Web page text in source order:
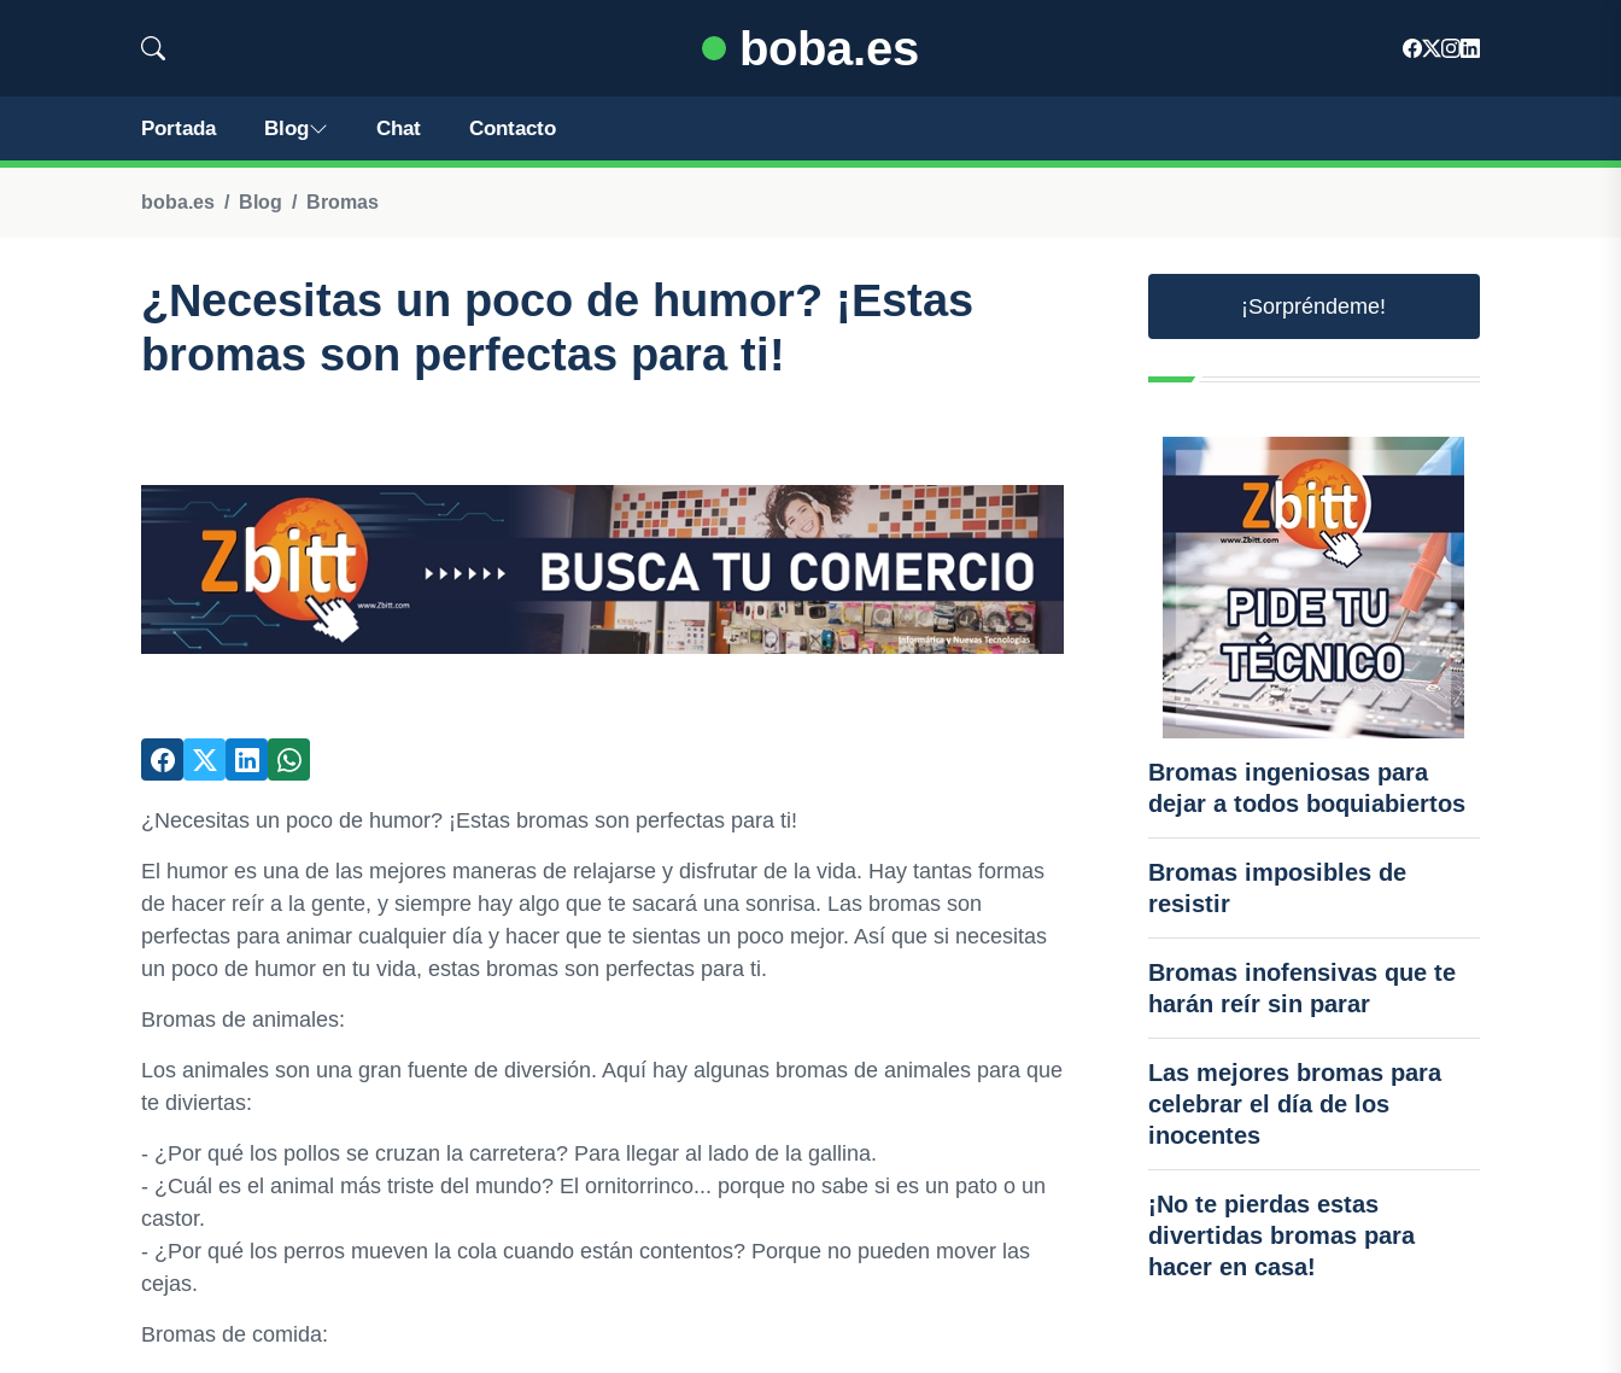
boba.es
Portada Blog Chat Contacto
boba.es Blog Bromas
¿Necesitas un poco de humor? ¡Estas
bromas son perfectas para ti!
¿Necesitas un poco de humor? ¡Estas bromas son perfectas para ti!
El humor es una de las mejores maneras de relajarse y disfrutar de la vida. Hay tantas formas
de hacer reír a la gente, y siempre hay algo que te sacará una sonrisa. Las bromas son
perfectas para animar cualquier día y hacer que te sientas un poco mejor. Así que si necesitas
un poco de humor en tu vida, estas bromas son perfectas para ti.
Bromas de animales:
Los animales son una gran fuente de diversión. Aquí hay algunas bromas de animales para que
te diviertas:
- ¿Por qué los pollos se cruzan la carretera? Para llegar al lado de la gallina.
- ¿Cuál es el animal más triste del mundo? El ornitorrinco... porque no sabe si es un pato o un
castor.
- ¿Por qué los perros mueven la cola cuando están contentos? Porque no pueden mover las
cejas.
Bromas de comida:
¡Sorpréndeme!
Bromas ingeniosas para
dejar a todos boquiabiertos
Bromas imposibles de
resistir
Bromas inofensivas que te
harán reír sin parar
Las mejores bromas para
celebrar el día de los
inocentes
¡No te pierdas estas
divertidas bromas para
hacer en casa!